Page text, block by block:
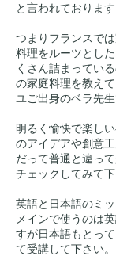
と言われております
つまりフランスで
料理をルーツとし
くさん詰まってい
の家庭料理を教え
ユご出身のベラ先生
明るく愉快で楽し
のアイデアや創意
だって普通と違っ
チェックしてみて下
英語と日本語のミ
メインで使うのは
すが日本語もとっ
て受講して下さい。